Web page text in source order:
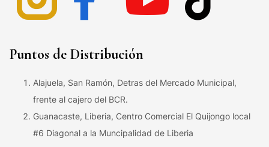
Puntos de Distribución
Alajuela, San Ramón, Detras del Mercado Municipal,
frente al cajero del BCR.
Guanacaste, Liberia, Centro Comercial El Quijongo local
#6 Diagonal a la Muncipalidad de Liberia